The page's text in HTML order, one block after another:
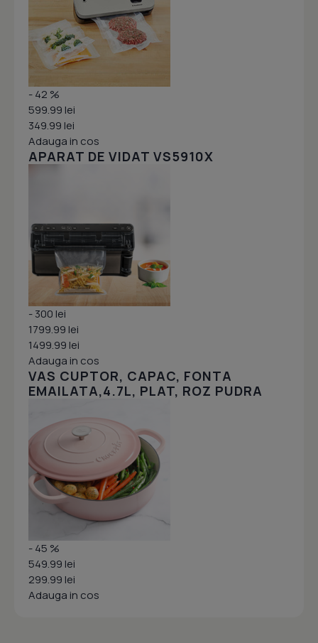
- 42 %
599.99 lei
349.99 lei
Adauga in cos
APARAT DE VIDAT VS5910X
- 300 lei
1799.99 lei
1499.99 lei
Adauga in cos
VAS CUPTOR, CAPAC, FONTA
EMAILATA,4.7L, PLAT, ROZ PUDRA
- 45 %
549.99 lei
299.99 lei
Adauga in cos